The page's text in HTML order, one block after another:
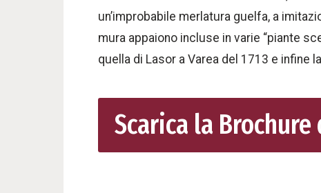
un’improbabile merlatura guelfa, a
mura appaiono incluse in varie “piante
quella di Lasor a Varea del 1713 e infine
Scarica la